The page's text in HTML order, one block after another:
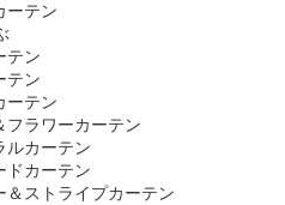
ーテン
テン
テン
ーテン
フラワーカーテン
ルカーテン
ドカーテン
＆ストライプカーテン